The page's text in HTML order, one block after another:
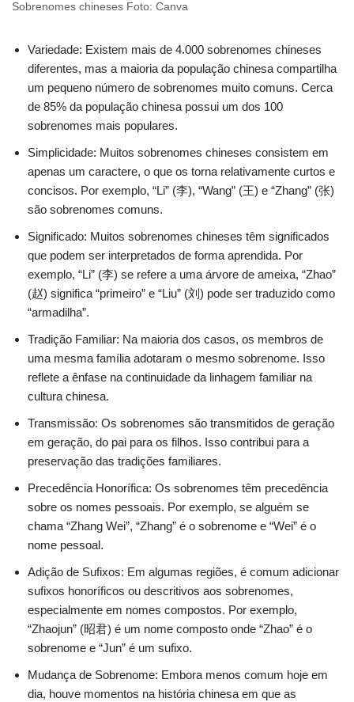
Sobrenomes chineses Foto: Canva
Variedade: Existem mais de 4.000 sobrenomes chineses
diferentes, mas a maioria da população chinesa compartilha
um pequeno número de sobrenomes muito comuns. Cerca
de 85% da população chinesa possui um dos 100
sobrenomes mais populares.
Simplicidade: Muitos sobrenomes chineses consistem em
apenas um caractere, o que os torna relativamente curtos e
concisos. Por exemplo, “Li” (李), “Wang” (王) e “Zhang” (张)
são sobrenomes comuns.
Significado: Muitos sobrenomes chineses têm significados
que podem ser interpretados de forma aprendida. Por
exemplo, “Li” (李) se refere a uma árvore de ameixa, “Zhao”
(赵) significa “primeiro” e “Liu” (刘) pode ser traduzido como
“armadilha”.
Tradição Familiar: Na maioria dos casos, os membros de
uma mesma família adotaram o mesmo sobrenome. Isso
reflete a ênfase na continuidade da linhagem familiar na
cultura chinesa.
Transmissão: Os sobrenomes são transmitidos de geração
em geração, do pai para os filhos. Isso contribui para a
preservação das tradições familiares.
Precedência Honorífica: Os sobrenomes têm precedência
sobre os nomes pessoais. Por exemplo, se alguém se
chama “Zhang Wei”, “Zhang” é o sobrenome e “Wei” é o
nome pessoal.
Adição de Sufixos: Em algumas regiões, é comum adicionar
sufixos honoríficos ou descritivos aos sobrenomes,
especialmente em nomes compostos. Por exemplo,
“Zhaojun” (昭君) é um nome composto onde “Zhao” é o
sobrenome e “Jun” é um sufixo.
Mudança de Sobrenome: Embora menos comum hoje em
dia, houve momentos na história chinesa em que as